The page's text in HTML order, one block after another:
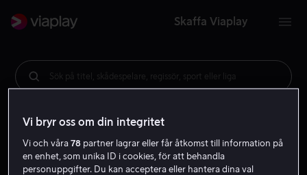
Skaffa Viaplay
Sök på titel, skådespelare, regissör, sport eller liga
Vi bryr oss om din integritet
Vi och våra78 partner lagrar eller får åtkomst till information på
en enhet, som unika ID i cookies, för att behandla
personuppgifter. Du kan acceptera eller hantera dina val